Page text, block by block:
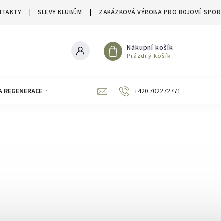
SLEVY KLUBŮM ZAKÁZKOVÁ VÝROBA PRO BOJOVÉ
Nákupní košík
Prázdný košík
REGENERACE SLEVY A VÝPRODEJE
+420 702272771